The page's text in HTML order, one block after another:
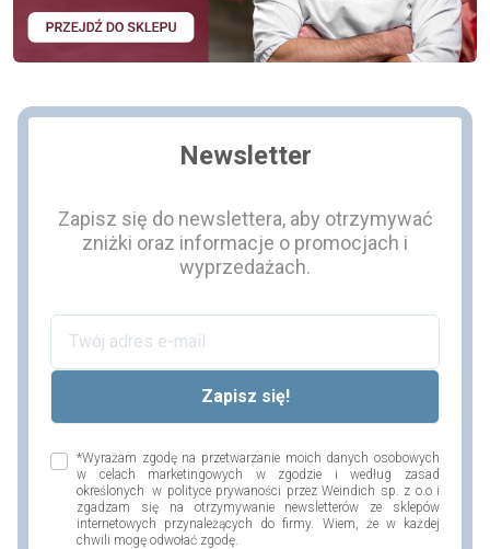
Newsletter
Zapisz się do newslettera, aby otrzymywać
zniżki oraz informacje o promocjach i
wyprzedażach.
*Wyrażam zgodę na przetwarzanie moich danych osobowych
w celach marketingowych w zgodzie i według zasad
określonych w polityce prywaności przez Weindich sp. z o.o i
zgadzam się na otrzymywanie newsletterów ze sklepów
internetowych przynależących do firmy. Wiem, że w każdej
chwili mogę odwołać zgodę.